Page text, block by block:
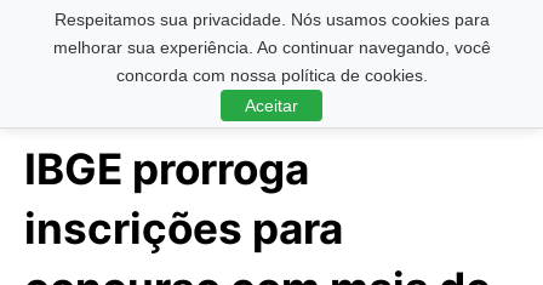
Respeitamos sua privacidade. Nós usamos cookies para
melhorar sua experiência. Ao continuar navegando, você
concorda com nossa política de cookies.
Aceitar
Pesquisar ...
IBGE prorroga
inscrições para